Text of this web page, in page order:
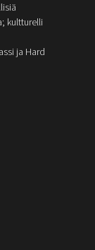
kultturelli
ja Hard